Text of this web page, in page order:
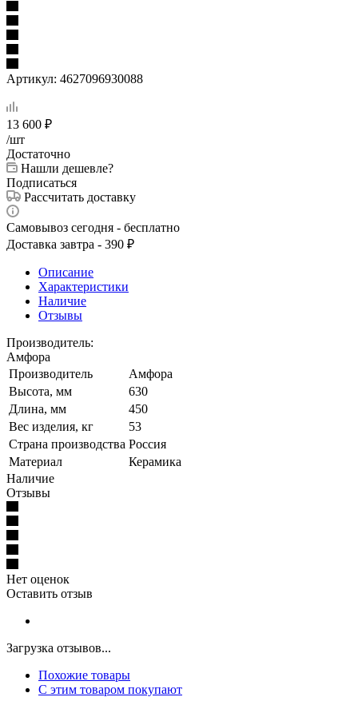
Артикул: 4627096930088
13 600 ₽
/шт
Достаточно
Нашли дешевле?
Подписаться
Рассчитать доставку
Самовывоз сегодня - бесплатно
Доставка завтра - 390 ₽
Описание
Характеристики
Наличие
Отзывы
Производитель:
Амфора
Производитель
Амфора
Высота, мм
630
Длина, мм
450
Вес изделия, кг
53
Страна производства Россия
Материал
Керамика
Наличие
Отзывы
Нет оценок
Оставить отзыв
Загрузка отзывов...
Похожие товары
С этим товаром покупают